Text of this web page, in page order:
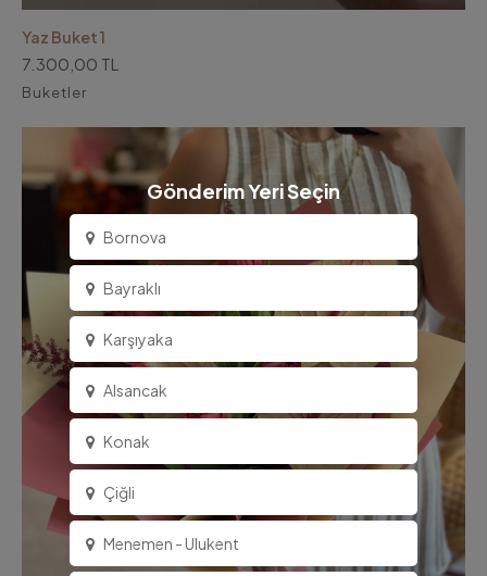
Gönderim Yeri Seçin
Bornova
Bayraklı
Karşıyaka
Alsancak
Konak
Çiğli
Menemen - Ulukent
Yaz Buket 1
7.300,00 TL
Buketler